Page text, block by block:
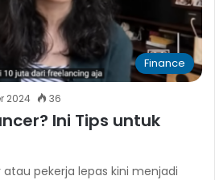
Finance
2024 36
Ini Tips untuk
atau pekerja lepas kini menjadi